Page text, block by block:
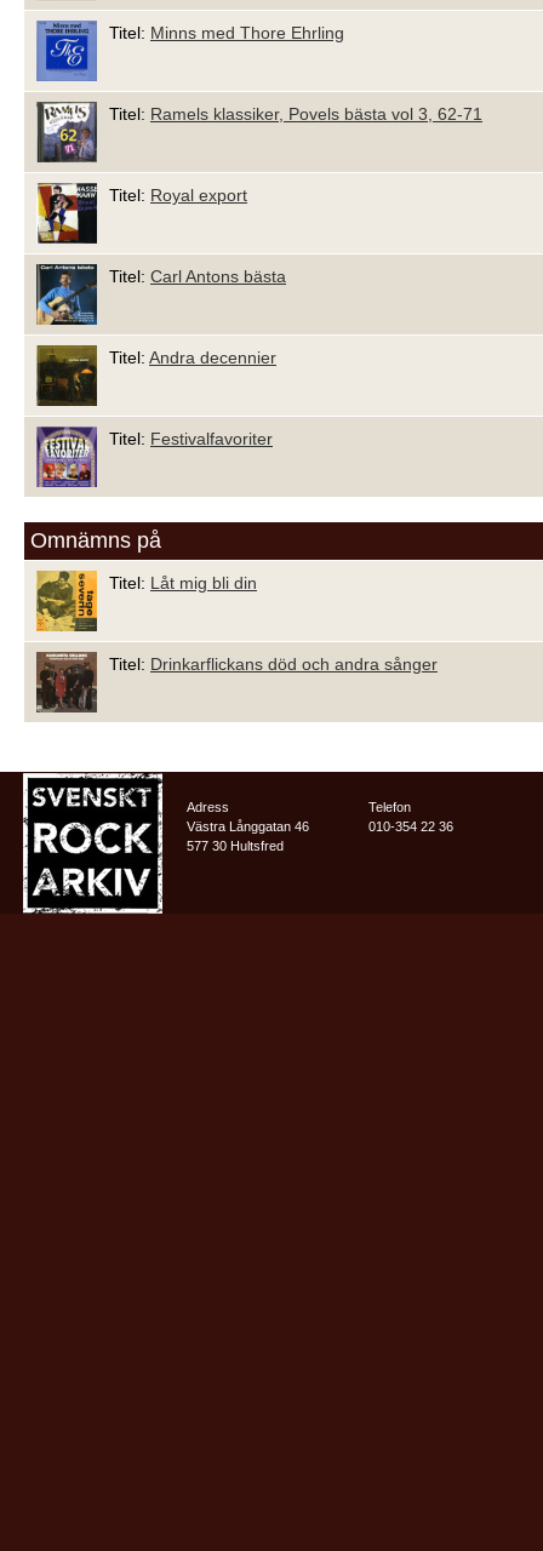
Titel: Minns med Thore Ehrling
Titel: Ramels klassiker, Povels bästa vol 3, 62-71
Titel: Royal export
Titel: Carl Antons bästa
Titel: Andra decennier
Titel: Festivalfavoriter
Omnämns på
Titel: Låt mig bli din
Titel: Drinkarflickans död och andra sånger
Adress
Västra Långgatan 46
577 30 Hultsfred
Telefon
010-354 22 36